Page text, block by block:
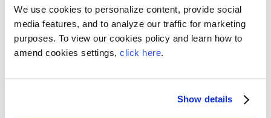
We use cookies to personalize content, provide social
media features, and to analyze our traffic for marketing
purposes. To view our cookies policy and learn how to
amend cookies settings, click here.
Show details
Como chegamos lá?